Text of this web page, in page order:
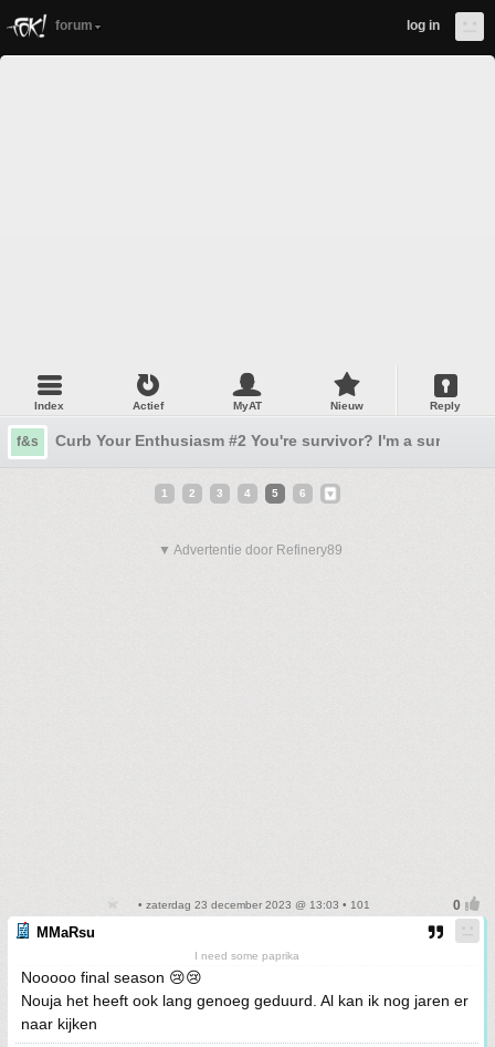
forum log in
Index Actief MyAT Nieuw Reply
f&s Curb Your Enthusiasm #2 You're survivor? I'm a survivor!!
1 2 3 4 5 6
▼ Advertentie door Refinery89
• zaterdag 23 december 2023 @ 13:03 • 101
MMaRsu
I need some paprika
Nooooo final season 😢😢
Nouja het heeft ook lang genoeg geduurd. Al kan ik nog jaren er
naar kijken